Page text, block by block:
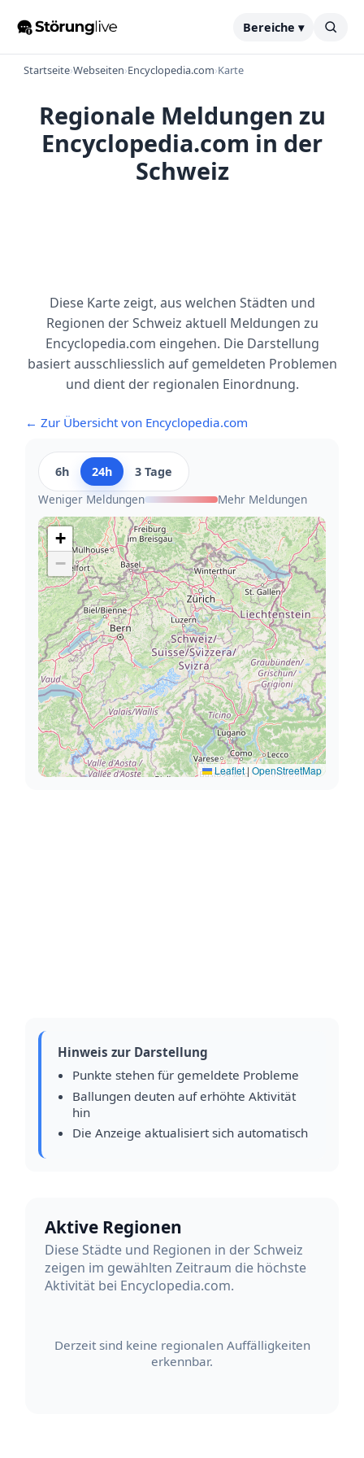
Bereiche ▾
Startseite›Webseiten›Encyclopedia.com›Karte
Regionale Meldungen zu
Encyclopedia.com in der
Schweiz
Diese Karte zeigt, aus welchen Städten und
Regionen der Schweiz aktuell Meldungen zu
Encyclopedia.com eingehen. Die Darstellung
basiert ausschliesslich auf gemeldeten Problemen
und dient der regionalen Einordnung.
← Zur Übersicht von Encyclopedia.com
6h 24h
3 Tage
Weniger Meldungen
Mehr Meldungen
+
−
Leaflet| OpenStreetMap
Hinweis zur Darstellung
Punkte stehen für gemeldete Probleme
Ballungen deuten auf erhöhte Aktivität
hin
Die Anzeige aktualisiert sich automatisch
Aktive Regionen
Diese Städte und Regionen in der Schweiz
zeigen im gewählten Zeitraum die höchste
Aktivität bei Encyclopedia.com.
Derzeit sind keine regionalen Auffälligkeiten
erkennbar.